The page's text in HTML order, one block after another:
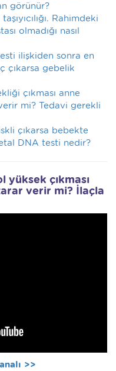
görünür?
Rahimdeki
olmadığı nasıl
ilişkiden sonra en
çıkarsa gebelik
çıkması anne
mi? Tedavi gerekli
çıkarsa bebekte
DNA testi nedir?
çıkması
verir mi? İlaçla
>>